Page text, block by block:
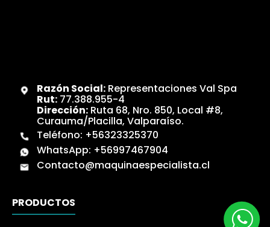
Razón Social:Representaciones Val Spa
Rut:77.388.955-4
Dirección:Ruta 68, Nro. 850, Local #8,
Curauma/Placilla, Valparaíso.
Teléfono: +56323325370
WhatsApp: +56997467904
Contacto@maquinaespecialista.cl
PRODUCTOS